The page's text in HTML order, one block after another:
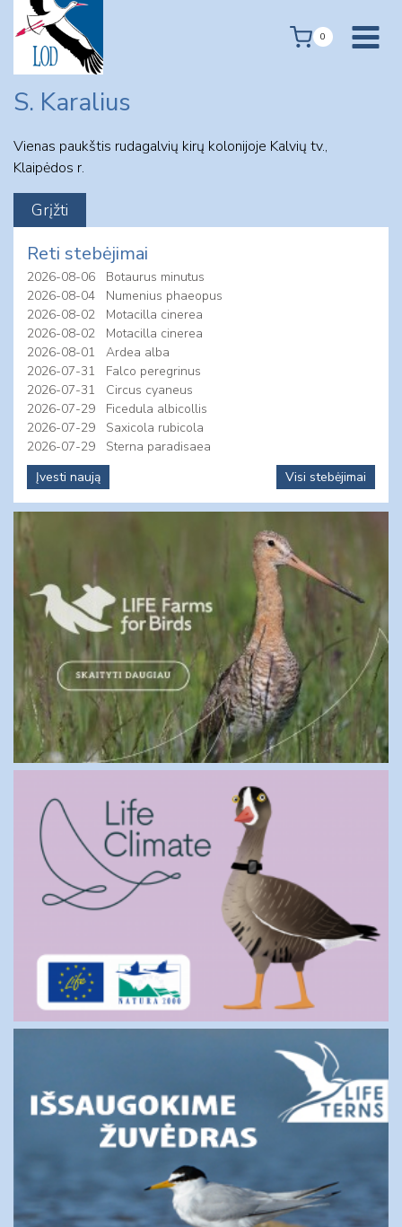
content
0
S. Karalius
Vienas paukštis rudagalvių kirų kolonijoje Kalvių tv.,
Klaipėdos r.
Reti stebėjimai
2026-08-06
Botaurus minutus
2026-08-04
Numenius phaeopus
2026-08-02
Motacilla cinerea
2026-08-02
Motacilla cinerea
2026-08-01
Ardea alba
2026-07-31
Falco peregrinus
2026-07-31
Circus cyaneus
2026-07-29
Ficedula albicollis
2026-07-29
Saxicola rubicola
2026-07-29
Sterna paradisaea
Įvesti naują
Visi stebėjimai